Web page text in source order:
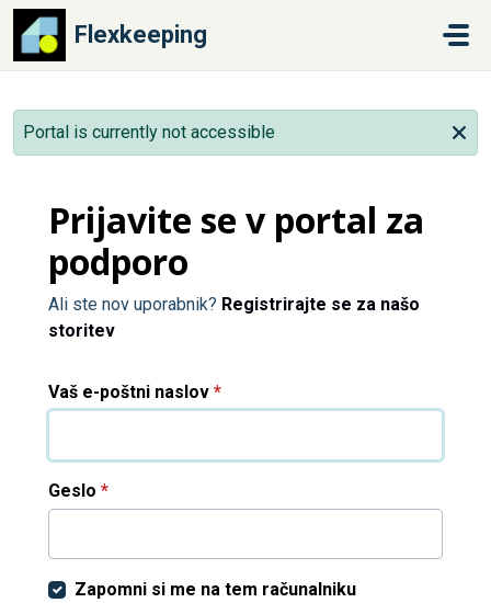
Preskoči na glavno vsebino
Flexkeeping
Portal is currently not accessible
Prijavite se v portal za
podporo
Ali ste nov uporabnik? Registrirajte se za našo
storitev
Vaš e-poštni naslov *
Geslo *
Zapomni si me na tem računalniku